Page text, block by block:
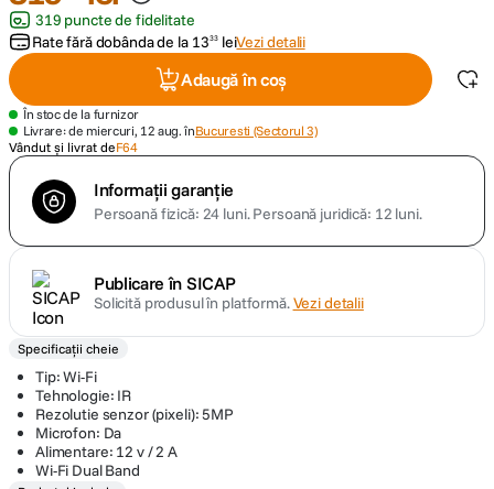
6. lavaliera
7. card memorie
8. dji mic mini
9. dji osmo
319 puncte de fidelitate
Rate fără dobânda de la 1333 leiVezi detalii
Adaugă în coș
În stoc de la furnizor
Livrare: de miercuri, 12 aug. înBucuresti (Sectorul 3)
Vândut și livrat deF64
Informații garanție
Persoană fizică: 24 luni.Persoană juridică: 12 luni.
Publicare în SICAP
Solicită produsul în platformă.Vezi detalii
Specificații cheie
Tip: Wi-Fi
Tehnologie: IR
Rezolutie senzor (pixeli): 5MP
Microfon: Da
Alimentare: 12 v / 2 A
Wi-Fi Dual Band